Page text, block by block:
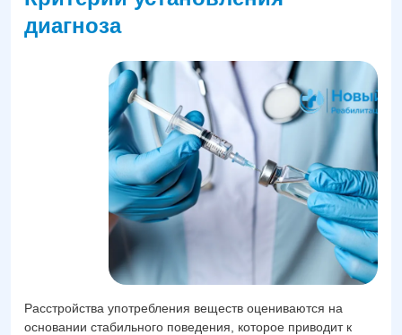
диагноза
Расстройства употребления веществ оцениваются на
основании стабильного поведения, которое приводит к